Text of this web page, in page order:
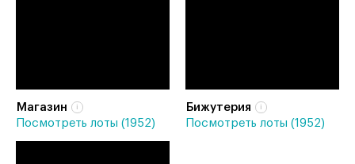
Магазин
Посмотреть лоты (1952)
Бижутерия
Посмотреть лоты (1952)